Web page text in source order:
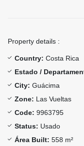
Property details :
Country: Costa Rica
Estado /
City: Guácima
Zone: Las Vueltas
Code: 9963795
Status: Usado
Área Built: 558 m²